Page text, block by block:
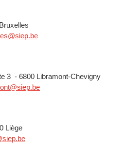
3 - 6800 Libramont-Chevigny
Liège